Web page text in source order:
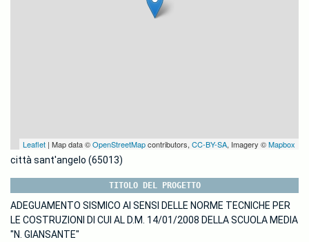
Leaflet | Map data ©OpenStreetMapcontributors, CC-BY-SA, Imagery ©Mapbox
città sant'angelo (65013)
TITOLO DEL PROGETTO
ADEGUAMENTO SISMICO AI SENSI DELLE NORME TECNICHE PER
LE COSTRUZIONI DI CUI AL D.M. 14/01/2008 DELLA SCUOLA MEDIA
"N. GIANSANTE"